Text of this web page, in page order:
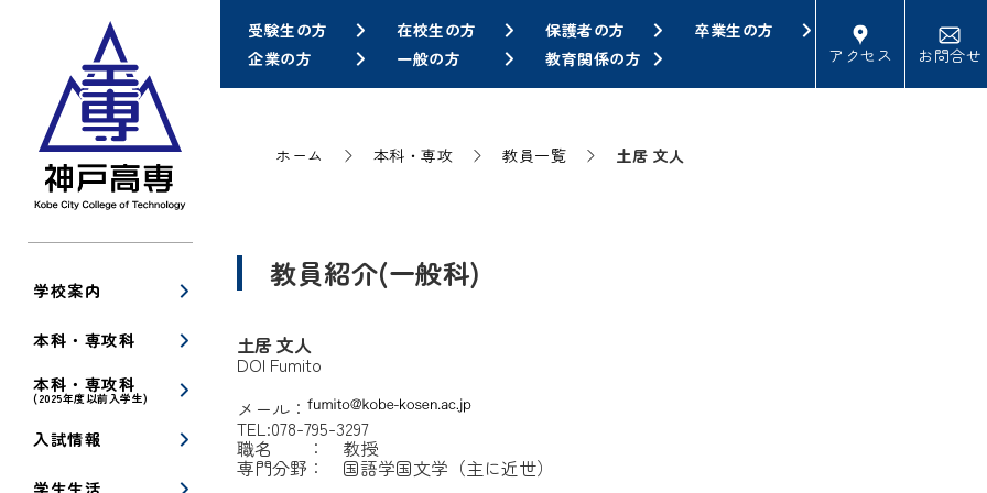
学校案内
本科・専攻科
本科・専攻科
(2025年度以前入学生)
入試情報
学生生活
受験生の方 在校生の方 保護者の方
卒業生の方
企業の方
一般の方 教育関係の方 アクセス お問合せ
ホーム 本科・専攻 教員一覧 土居 文人
教員紹介(一般科)
土居 文人
DOI Fumito
メール：
TEL:078-795-3297
職名 ： 教授
専門分野： 国語学国文学（主に近世）